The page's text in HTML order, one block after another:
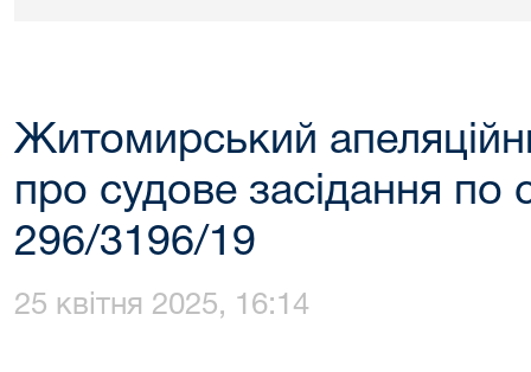
Житомирський
про судове засідання по
296/3196/19
25 квітня 2025, 16:14